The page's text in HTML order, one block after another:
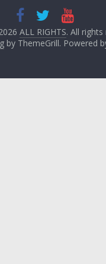
ALL RIGHTS. All rights
by ThemeGrill. Powered